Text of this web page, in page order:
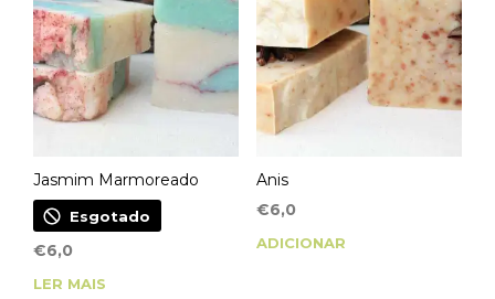
Jasmim Marmoreado
Esgotado
€6,0
LER MAIS
Anis
€6,0
ADICIONAR